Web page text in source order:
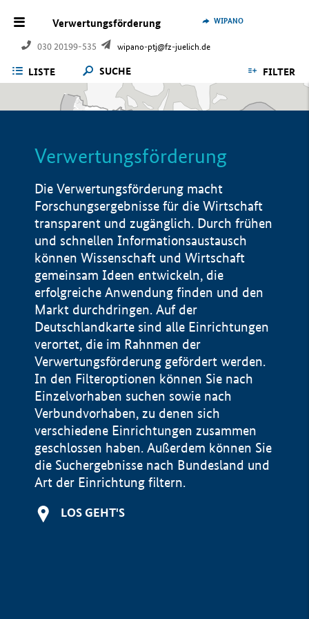
Verwertungsförderung
030 20199-535 wipano-ptj@fz-juelich.de
WIPANO
LISTE SUCHE FILTER
Verwertungsförderung
Die Verwertungsförderung macht
Forschungsergebnisse für die Wirtschaft
transparent und zugänglich. Durch frühen
und schnellen Informationsaustausch
können Wissenschaft und Wirtschaft
gemeinsam Ideen entwickeln, die
erfolgreiche Anwendung finden und den
Markt durchdringen. Auf der
Deutschlandkarte sind alle Einrichtungen
verortet, die im Rahnmen der
Verwertungsförderung gefördert werden.
In den Filteroptionen können Sie nach
Einzelvorhaben suchen sowie nach
Verbundvorhaben, zu denen sich
verschiedene Einrichtungen zusammen
geschlossen haben. Außerdem können Sie
die Suchergebnisse nach Bundesland und
Art der Einrichtung filtern.
LOS GEHT'S